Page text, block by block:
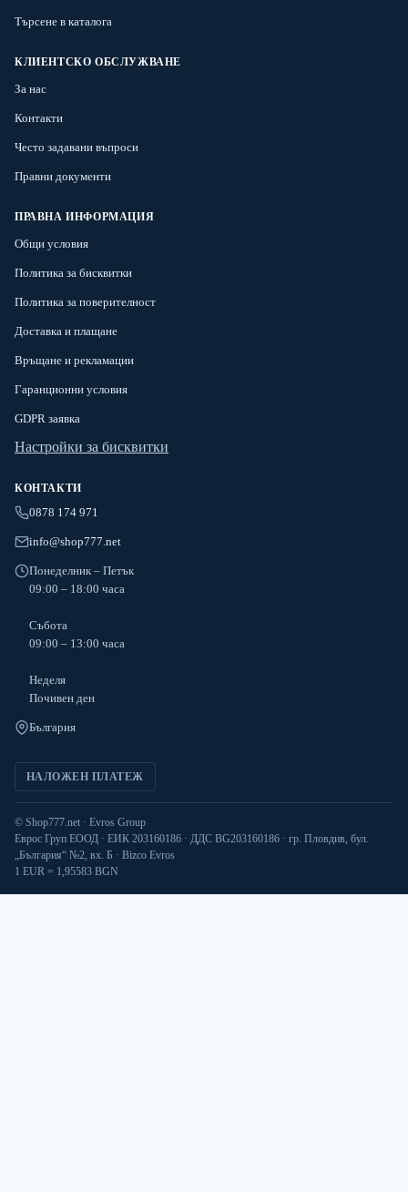
Търсене в каталога
КЛИЕНТСКО ОБСЛУЖВАНЕ
За нас
Контакти
Често задавани въпроси
Правни документи
ПРАВНА ИНФОРМАЦИЯ
Общи условия
Политика за бисквитки
Политика за поверителност
Доставка и плащане
Връщане и рекламации
Гаранционни условия
GDPR заявка
Настройки за бисквитки
КОНТАКТИ
0878 174 971
info@shop777.net
Понеделник – Петък
09:00 – 18:00 часа
Събота
09:00 – 13:00 часа
Неделя
Почивен ден
България
НАЛОЖЕН ПЛАТЕЖ
© Shop777.net · Evros Group
Еврос Груп ЕООД · ЕИК 203160186 · ДДС BG203160186 · гр. Пловдив, бул.
„България“ №2, вх. Б · Bizco Evros
1 EUR = 1,95583 BGN